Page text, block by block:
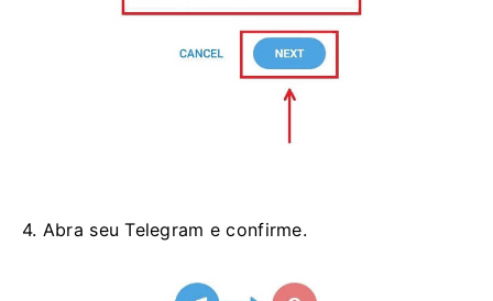
4. Abra seu Telegram e confirme.